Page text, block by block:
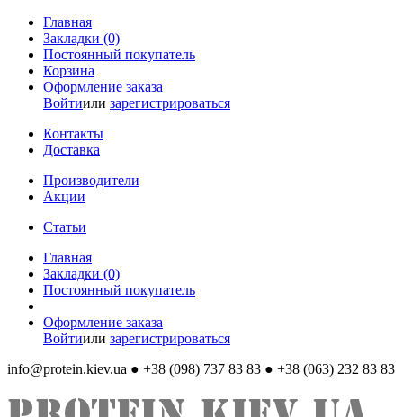
Главная
Закладки (0)
Постоянный покупатель
Корзина
Оформление заказа
Войтиили зарегистрироваться
Контакты
Доставка
Производители
Акции
Статьи
Главная
Закладки (0)
Постоянный покупатель
Оформление заказа
Войтиили зарегистрироваться
info@protein.kiev.ua ● +38 (098) 737 83 83 ● +38 (063) 232 83 83